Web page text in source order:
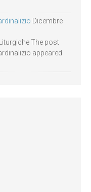
Dicembre
The post
appeared